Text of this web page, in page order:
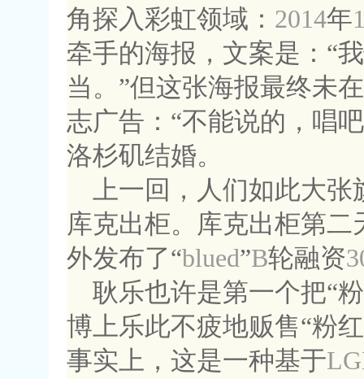
角探入彩虹领域： 2014年
牵手的海报，文案是：“
当。”但这张海报最终未
志广告：“不能说的，唱
洛杉矶结婚。
上一回，人们如此大
库克出柜。库克出柜第
外发布了“blued”B轮融资
耿乐也许是第一个把“
博上乐此不疲地贩售“粉
事实上，这是一种基于